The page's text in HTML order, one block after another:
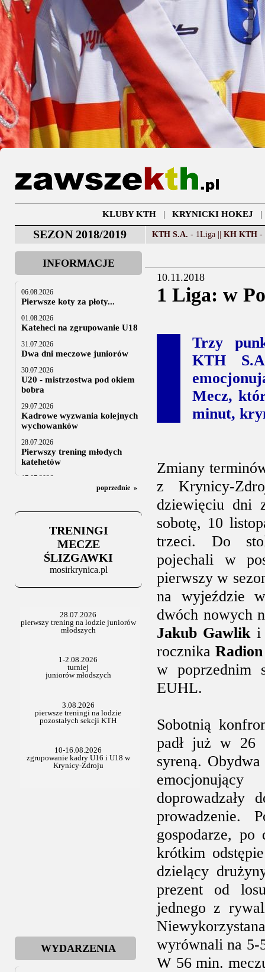
KLUBY KTH| KRYNICKI HOKEJ
SEZON 2018/2019 KTH S.A. - 1Liga || KH KTH -
INFORMACJE
06.08.2026
Pierwsze koty za płoty...
01.08.2026
Kateheci na zgrupowanie U18
31.07.2026
Dwa dni meczowe juniorów
30.07.2026
U20 - mistrzostwa pod okiem
bobra
29.07.2026
Kadrowe wyzwania kolejnych
wychowanków
28.07.2026
Pierwszy trening młodych
katehetów
17.07.2026
U20: z kraju i z zagranicy
Za trzy tygodnie na lód
06.07.2025
Stowarzyszenie po Walnym
poprzednie »
TRENINGI
MECZE
ŚLIZGAWKI
mosirkrynica.pl
WYDARZENIA
10.11.2018
1 Liga: w
Trzy
KTH
Mecz,
minut,
Zmiany
z Krynicy-
dziewięciu dni
sobotę, 10
trzeci. Do
pojechali w
pierwszy w
na wyjeździe
dwóch nowych
Jakub Gawliki
rocznika
w poprzednim
EUHL.
Sobotnią
padł już w 26
syreną.
doprowadzały
prowadzenie.
gospodarze,
krótkim
dzielący
prezent od
jednego z
wyrównali na 5-
W 56 min.